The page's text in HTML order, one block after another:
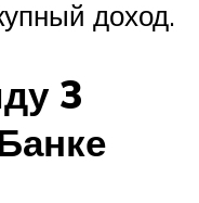
доход.
3